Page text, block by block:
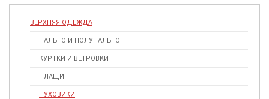
ВЕРХНЯЯ ОДЕЖДА
ПАЛЬТО И ПОЛУПАЛЬТО
КУРТКИ И ВЕТРОВКИ
ПЛАЩИ
ПУХОВИКИ